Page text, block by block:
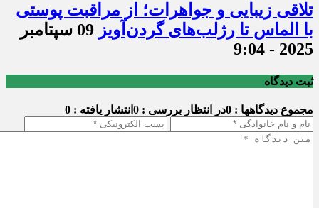
تلاقی زیبایی و جواهرات؛ از مراقبت پوستی
با الماس تا رژلب‌های گردن‌آویز
09 سپتامبر
2025 - 9:04
ثبت دیدگاه
مجموع دیدگاهها : 0 در انتظار بررسی : 0 انتشار یافته : 0